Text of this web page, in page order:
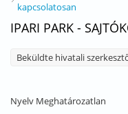
kapcsolatosan
IPARI PARK -
Beküldte hivatali
Nyelv Meghatározatlan